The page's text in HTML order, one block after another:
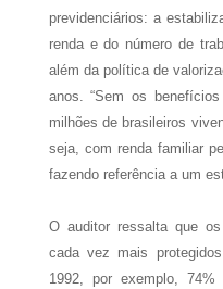
previdenciários: a
renda e do número de
além da política de
anos. “Sem os
milhões de brasileiros
seja, com renda familiar
fazendo referência a um
O auditor ressalta que
cada vez mais
1992, por exemplo,